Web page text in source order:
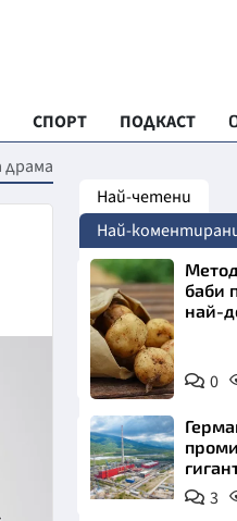
СПОРТ ПОДКАСТ
"ЧУДЕСАТА НА
ХРАНА
ИКОНОМИКА
драма
Най-четени
Най-
Снимка:
Пиксабей
баби
най-
0
град
3